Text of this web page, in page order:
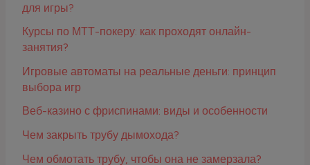
для игры?
Курсы по МТТ-покеру: как проходят онлайн-
занятия?
Игровые автоматы на реальные деньги: принцип
выбора игр
Веб-казино с фриспинами: виды и особенности
Чем закрыть трубу дымохода?
Чем обмотать трубу, чтобы она не замерзала?